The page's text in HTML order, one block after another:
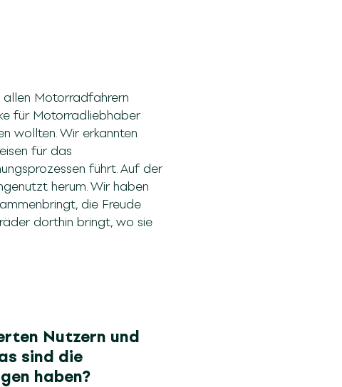
allen Motorradfahrern
für Motorradliebhaber
wollten. Wir erkannten
für das
führt. Auf der
herum. Wir haben
die Freude
dorthin bringt, wo sie
Nutzern und
sind die
haben?